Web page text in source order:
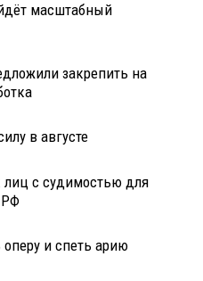
масштабный
закрепить на
в августе
лиц с судимостью для
РФ
и спеть арию